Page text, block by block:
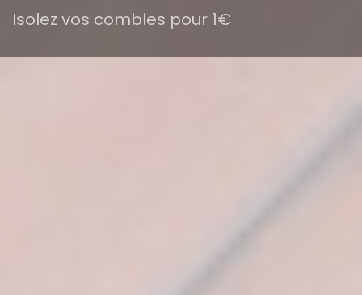
Isolez vos combles pour 1€